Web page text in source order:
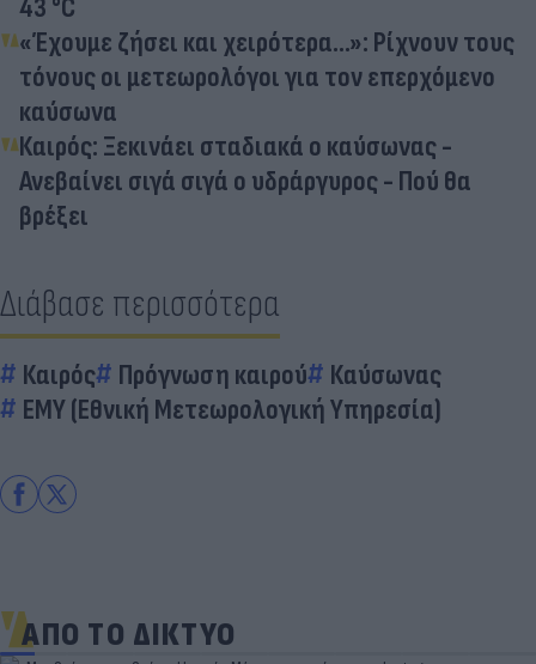
43 °C
«Έχουμε ζήσει και χειρότερα...»: Ρίχνουν τους
τόνους οι μετεωρολόγοι για τον επερχόμενο
καύσωνα
Καιρός: Ξεκινάει σταδιακά ο καύσωνας -
Ανεβαίνει σιγά σιγά ο υδράργυρος - Πού θα
βρέξει
Διάβασε περισσότερα
Καιρός Πρόγνωση καιρού
Καύσωνας
ΕΜΥ (Εθνική Μετεωρολογική Υπηρεσία)
ΑΠΟ ΤΟ ΔΙΚΤΥΟ